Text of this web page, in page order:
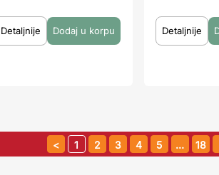
Detaljnije Detaljnije
1 2 3 4 5 … 18